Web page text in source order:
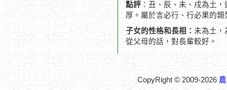
點評 ：丑、辰、未、戌為土
厚。屬於言必行、行必果的
子女的性格和長相： 未為土，
從父母的話，對長輩較好。
CopyRight © 2009-2026